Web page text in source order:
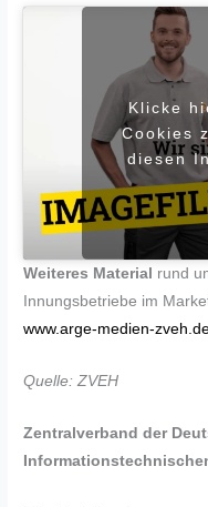
Klicke
Cookies
diesen
Weiteres Material rund
Innungsbetriebe im
www.arge-medien-
Quelle: ZVEH
Zentralverband der